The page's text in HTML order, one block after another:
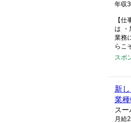
年収
【
は ・
業務
らこ
スポ
新
業
ス
月給